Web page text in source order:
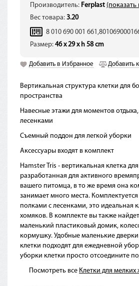
Производитель: Ferplast (показать
Вес товара: 3.20
8 010 690 001
Размер: 46 x 29 x h 58 cm
Добавить в Избранное Добавить
Вертикальная структура клетки для
пространства
Навесные этажи для моментов
лесенками
Съемный поддон для легкой уборки
Аксессуары входят в комплект
Hamster Tris - вертикальная клетка
разработанная для активного
вашего питомца, в то же время она
занимает много места.
полками с лесенками, это идеальная
хомяков. В комплекте вы также
маленький пластиковый домик,
кормушку. Удобные маленькие
клетки подходят для ежедневной
уборки клетки просто отсоедините
Посмотреть все Клетки для